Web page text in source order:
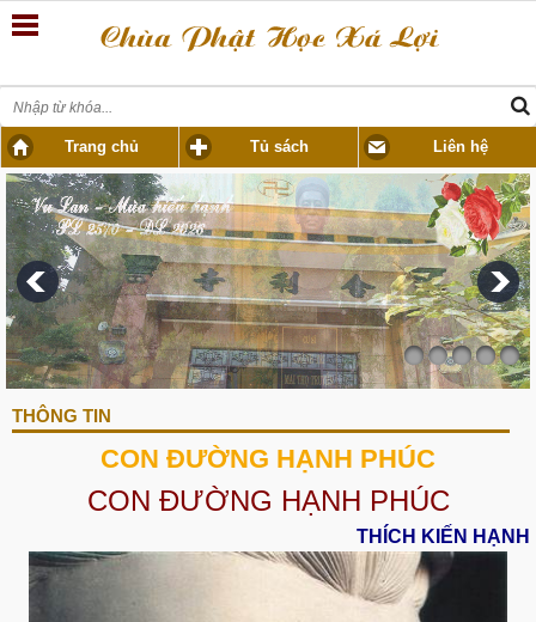
Trang chủ Tủ sách Liên hệ
THÔNG TIN
CON ĐƯỜNG HẠNH PHÚC
CON ĐƯỜNG HẠNH PHÚC
THÍCH KIẾN HẠNH